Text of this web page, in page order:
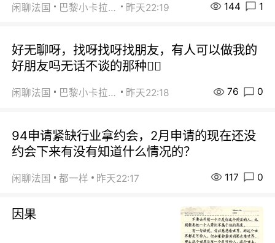
闲聊法国 巴黎小卡拉咪 昨天22:19 144 1
好无聊呀，找呀找呀找朋友，有人可以做我的
好朋友吗无话不谈的那种😮‍💨
闲聊法国 巴黎小卡拉咪 昨天22:18 76 0
94申请紧缺行业拿约会，2月申请的现在还没
约会下来有没有知道什么情况的？
闲聊法国 都一样 昨天22:17 117 0
因果